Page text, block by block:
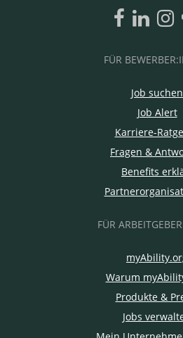
FÜR
Job suchen
Job Alert
Karriere-
Fragen &
Benefits
FÜR
Warum
Produkte &
Jobs